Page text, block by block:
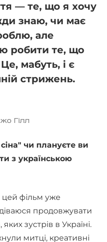
— те, що я хочу
знаю, чи має
але
робити те, що
мабуть, і є
стрижень.
Гілл
чи плануєте ви
з українською
цей фільм уже
продовжувати
зустрів в Україні.
митці, креативні